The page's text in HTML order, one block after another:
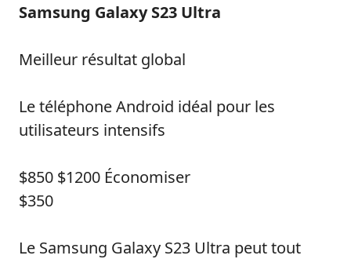
Samsung Galaxy S23 Ultra
Meilleur résultat global
Le téléphone Android idéal pour les
utilisateurs intensifs
$850 $1200 Économiser
$350
Le Samsung Galaxy S23 Ultra peut tout